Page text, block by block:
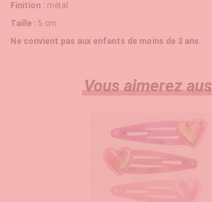
Finition : métal
Taille : 5 cm
Ne convient pas aux enfants de moins de 3 ans.
Vous aimerez